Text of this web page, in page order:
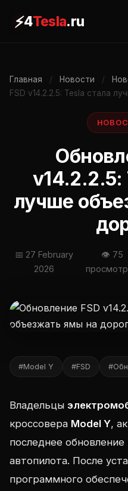
⚡4Tesla.ru
Главная / Новости /
FSD v14.2.2.5: Tesla стала
v14.2.2.5:
лучше
📅 27 February
2026
👁 75
#Model Y #FSD
Владельцы
кроссовера Model Y,
последнее
автопилота. После
программного